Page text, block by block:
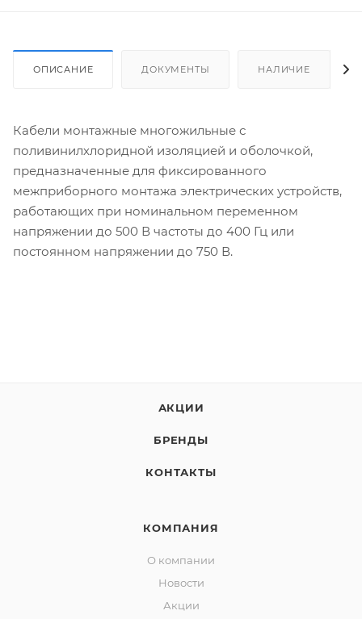
ОПИСАНИЕ ДОКУМЕНТЫ НАЛИЧИЕ
Кабели монтажные многожильные с
поливинилхлоридной изоляцией и оболочкой,
предназначенные для фиксированного
межприборного монтажа электрических устройств,
работающих при номинальном переменном
напряжении до 500 В частоты до 400 Гц или
постоянном напряжении до 750 В.
АКЦИИ
БРЕНДЫ
КОНТАКТЫ
КОМПАНИЯ
О компании
Новости
Акции